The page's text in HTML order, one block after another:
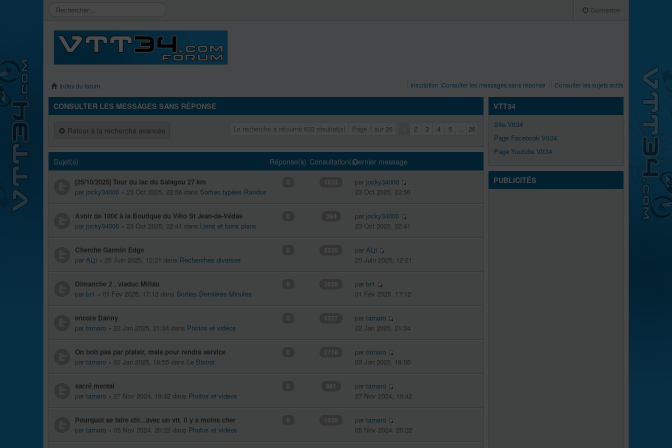
Connexion
Index du forum Inscription Consulter les messages sans réponse Consulter les sujets actifs
CONSULTER LES MESSAGES SANS RÉPONSE
Retour à la recherche avancée La recherche a retourné 632 résultat(s) Page 1 sur 26 2 3 4 5 ... 26
Sujet(s) Réponse(s) Consultation(s)Dernier message
[25/10/2025] Tour du lac du Salagou 27 km
par jocky34000 » 23 Oct 2025, 22:56 dans Sorties typées Randos
0 1823 par jocky34000
23 Oct 2025, 22:56
Avoir de 100€ à la Boutique du Vélo St Jean-de-Védas
par jocky34000 » 23 Oct 2025, 22:41 dans Liens et bons plans
0 384 par jocky34000
23 Oct 2025, 22:41
Cherche Garmin Edge
par ALji » 25 Juin 2025, 12:21 dans Recherches diverses
0 2320 parALji
25 Juin 2025, 12:21
Dimanche 2 , viaduc Millau
par br1 » 01 Fév 2025, 17:12 dans Sorties Dernières Minutes
0 3038 par br1
01 Fév 2025, 17:12
encore Danny
par tamaro » 22 Jan 2025, 21:34 dans Photos et vidéos
0 1327 partamaro
22 Jan 2025, 21:34
On boit pas par plaisir, mais pour rendre service
par tamaro » 03 Jan 2025, 18:55 dans Le Bistrot
0 2718 partamaro
03 Jan 2025, 18:55
sacré mental
par tamaro » 27 Nov 2024, 19:42 dans Photos et vidéos
0 981 partamaro
27 Nov 2024, 19:42
Pourquoi se faire chi...avec un vtt, il y a moins cher
par tamaro » 05 Nov 2024, 20:22 dans Photos et vidéos
0 1039 partamaro
05 Nov 2024, 20:22
VTT34
Site Vtt34
Page Facebook Vtt34
Page Youtube Vtt34
PUBLICITÉS